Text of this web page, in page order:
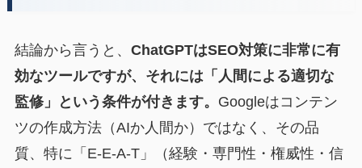
結論から言うと、 ChatGPTはSEO対策に非常に有
効なツールですが、それには「人間による適切な
監修」という条件が付きます。 Googleはコンテン
ツの作成方法（AIか人間か）ではなく、その品
質、特に「E-E-A-T」（経験・専門性・権威性・信